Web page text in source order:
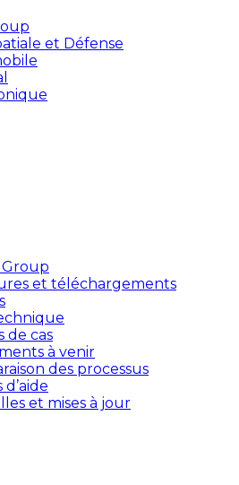
et Défense
Group
et téléchargements
de cas
à venir
des processus
et mises à jour